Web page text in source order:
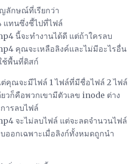
ลักษณ์ที่เรียกว่า
แทนซึ่งชี้ไปที่ไฟล์
นี้จะทำงานได้ดี แต่ถ้าใครลบ
คุณจะเหลือลิงค์และไม่มีอะไรอื่น
ช้พื้นที่ดิสก์
คุณจะมีไฟล์ 1 ไฟล์ที่มีชื่อไฟล์ 2 ไฟล์
วก็คือพวกเขามีตัวเลข inode ต่าง
ารลบไฟล์
จะไม่ลบไฟล์ แต่จะลดจำนวนไฟล์
บออกเฉพาะเมื่อลิงก์ทั้งหมดถูกนำ